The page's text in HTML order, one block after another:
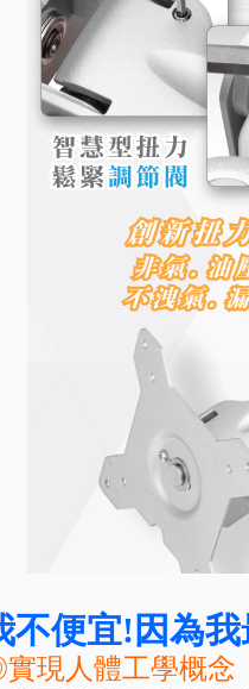
不便宜!因為
現人體工學概念